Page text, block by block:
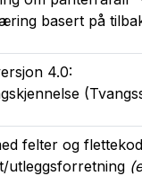
basert på
4.0:
felter og
utleggsforretning